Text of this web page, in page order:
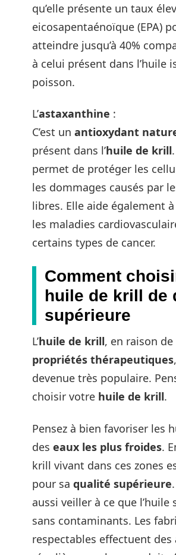
qu’elle présente un taux
eicosapentaénoïque (EPA)
atteindre jusqu’à 40%
à celui présent dans l’huile
poisson.
L’astaxanthine :
C’est un antioxydant
présent dans l’huile de krill
permet de protéger les
les dommages causés par
libres. Elle aide également
les maladies
certains types de cancer.
Comment
huile de krill de
supérieure
L’huile de krill, en raison de
propriétés thérapeutiques
devenue très populaire.
choisir votre huile de krill.
Pensez à bien favoriser les
des eaux les plus froides.
krill vivant dans ces zones
pour sa qualité supérieure
aussi veiller à ce que l’huile
sans contaminants. Les
respectables effectuent des